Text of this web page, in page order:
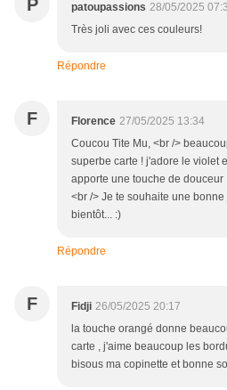
P patoupassions 28/05/2025
Très joli avec ces couleurs!
Répondre
F Florence 27/05/2025 13:34
Coucou Tite Mu, <br />
superbe carte ! j'adore le violet
apporte une touche de
<br /> Je te souhaite une
bientôt... :)
Répondre
F Fidji 26/05/2025 20:17
la touche orangé donne
carte , j'aime beaucoup les
bisous ma copinette et bonne